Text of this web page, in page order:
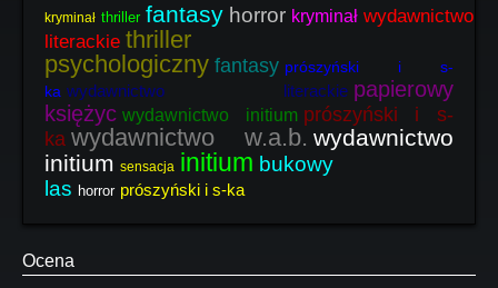
kryminał thriller fantasy horror kryminał wydawnictwo
literackie thriller
psychologiczny fantasy prószyński i s-
ka wydawnictwo literackie papierowy
księżyc wydawnictwo initium prószyński i s-
ka wydawnictwo w.a.b. wydawnictwo
initium sensacja initium bukowy
las horror prószyński i s-ka
Ocena